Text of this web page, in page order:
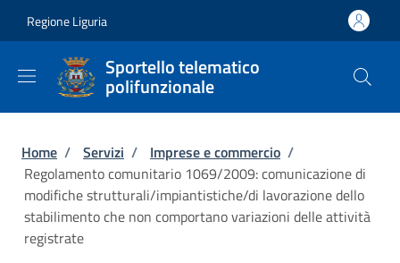
Regione Liguria
Sportello telematico
polifunzionale
Briciole di pane
Home / Servizi / Imprese e commercio /
Regolamento comunitario 1069/2009: comunicazione di
modifiche strutturali/impiantistiche/di lavorazione dello
stabilimento che non comportano variazioni delle attività
registrate